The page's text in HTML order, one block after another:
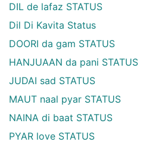
DIL de lafaz STATUS
Dil Di Kavita Status
DOORI da gam STATUS
HANJUAAN da pani STATUS
JUDAI sad STATUS
MAUT naal pyar STATUS
NAINA di baat STATUS
PYAR love STATUS